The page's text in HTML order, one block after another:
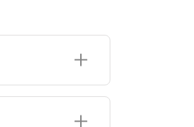
prekės ženklo